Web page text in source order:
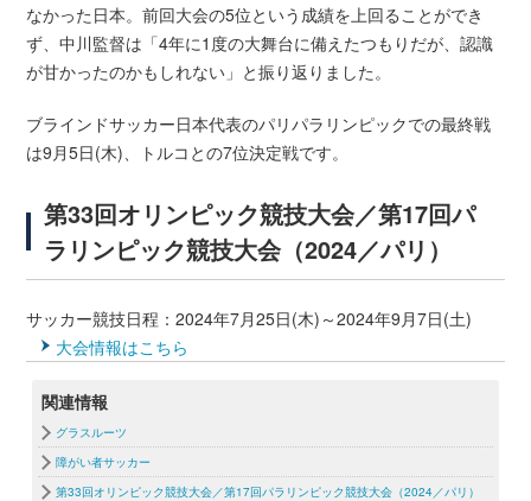
なかった日本。前回大会の5位という成績を上回ることができ
ず、中川監督は「4年に1度の大舞台に備えたつもりだが、認識
が甘かったのかもしれない」と振り返りました。
ブラインドサッカー日本代表のパリパラリンピックでの最終戦
は9月5日(木)、トルコとの7位決定戦です。
第33回オリンピック競技大会／第17回パ
ラリンピック競技大会（2024／パリ）
サッカー競技日程：2024年7月25日(木)～2024年9月7日(土)
大会情報はこちら
関連情報
グラスルーツ
障がい者サッカー
第33回オリンピック競技大会／第17回パラリンピック競技大会（2024／パリ）